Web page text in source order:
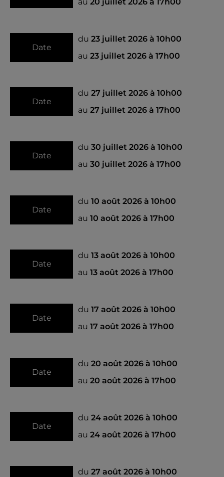
Date
du 23 juillet 2026 à 10h00
au 23 juillet 2026 à 17h00
Date
du 27 juillet 2026 à 10h00
au 27 juillet 2026 à 17h00
Date
du 30 juillet 2026 à 10h00
au 30 juillet 2026 à 17h00
Date
du 10 août 2026 à 10h00
au 10 août 2026 à 17h00
Date
du 13 août 2026 à 10h00
au 13 août 2026 à 17h00
Date
du 17 août 2026 à 10h00
au 17 août 2026 à 17h00
Date
du 20 août 2026 à 10h00
au 20 août 2026 à 17h00
Date
du 24 août 2026 à 10h00
au 24 août 2026 à 17h00
du 27 août 2026 à 10h00